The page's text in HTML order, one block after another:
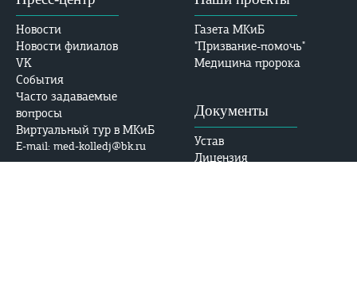
Новости
Новости филиалов
VK
События
Часто задаваемые
вопросы
Виртуальный тур в МКиБ
E-mail: med-kolledj@bk.ru
Газета МКиБ
"Призвание-помочь"
Медицина пророка
Документы
Устав
Лицензия